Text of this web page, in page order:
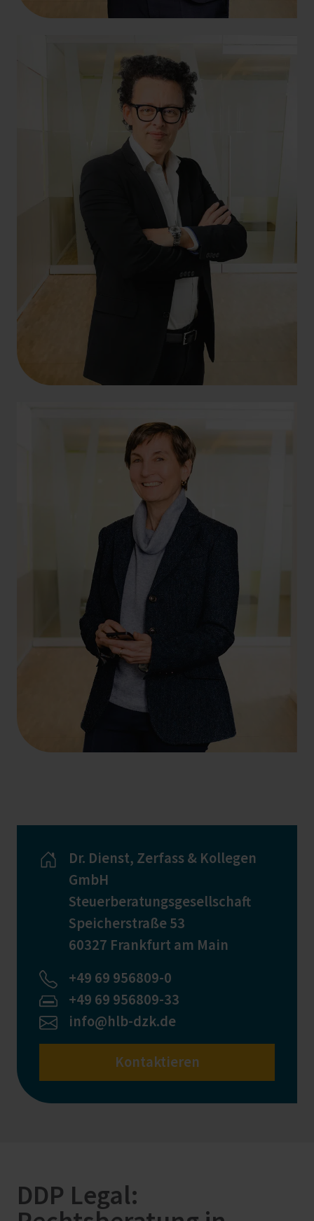
+49 69 956809-47
roberto.zanchin@hlb-dzk.de
+49 69 956809-20
irmgard.volk@hlb-dzk.de
Dr. Dienst, Zerfass & Kollegen
GmbH
Steuerberatungsgesellschaft
Speicherstraße 53
60327 Frankfurt am Main
+49 69 956809-0
+49 69 956809-33
info@hlb-dzk.de
Kontaktieren
DDP Legal: